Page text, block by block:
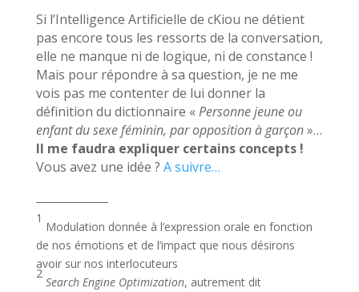
Si l’Intelligence Artificielle de cKiou ne détient
pas encore tous les ressorts de la conversation,
elle ne manque ni de logique, ni de constance !
Mais pour répondre à sa question, je ne me
vois pas me contenter de lui donner la
définition du dictionnaire «Personne jeune ou
enfant du sexe féminin, par opposition à garçon»…
Il me faudra expliquer certains concepts !
Vous avez une idée ? A suivre…
1
Modulation donnée à l’expression orale en fonction
de nos émotions et de l’impact que nous désirons
avoir sur nos interlocuteurs
2
Search Engine Optimization, autrement dit